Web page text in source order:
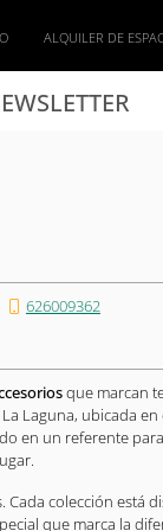
ALQUILER DE
626009362
que marcan
Laguna, ubicada en
en un referente
colección está
que marca la